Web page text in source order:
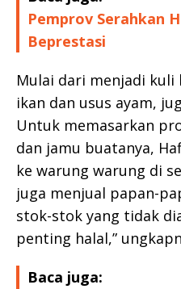
Pemprov Serahkan
Beprestasi
Mulai dari menjadi kuli
ikan dan usus ayam,
Untuk memasarkan
dan jamu buatanya,
ke warung warung di
juga menjual papan-
stok-stok yang tidak
penting halal,”
Baca juga: